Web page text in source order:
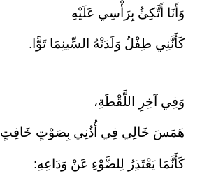
وَأَنَا أَتَّكِئُ بِرَأْسِي عَلَيْهِ
كَأَنَّنِي طِفْلٌ وَلَدَتْهُ السِّينِمَا تَوًّا.
وَفِي آخِرِ اللَّقْطَةِ،
هَمَسَ خَالِي فِي أُذُنِي بِصَوْتٍ خَافِتٍ
كَأَنَّمَا يَعْتَذِرُ لِلضَّوْءِ عَنْ وَدَاعِهِ: